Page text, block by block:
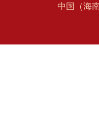
中国（海